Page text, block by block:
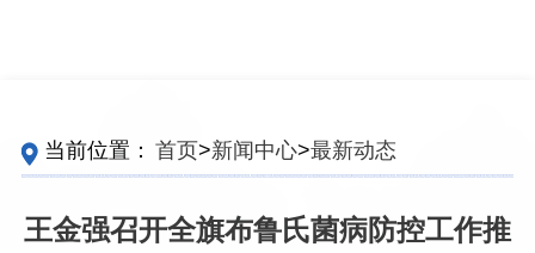
当前位置： 首页>新闻中心>最新动态
王金强召开全旗布鲁氏菌病防控工作推